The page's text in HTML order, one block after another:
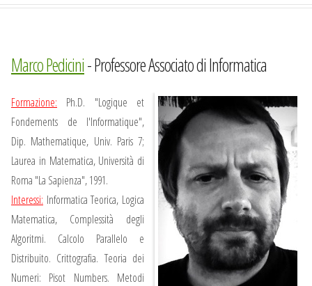
Marco Pedicini- Professore Associato di Informatica
Formazione: Ph.D. "Logique et
Fondements de l'Informatique",
Dip. Mathematique, Univ. Paris 7;
Laurea in Matematica, Università di
Roma "La Sapienza", 1991.
Interessi: Informatica Teorica, Logica
Matematica, Complessità degli
Algoritmi. Calcolo Parallelo e
Distribuito. Crittografia. Teoria dei
Numeri: Pisot Numbers. Metodi